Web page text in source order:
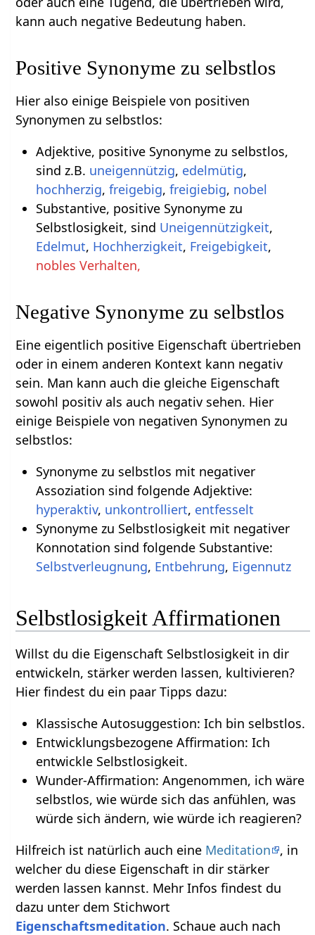
kann auch negative Bedeutung haben.
Positive Synonyme zu selbstlos
Hier also einige Beispiele von positiven
Synonymen zu selbstlos:
Adjektive, positive Synonyme zu selbstlos,
sind z.B. uneigennützig, edelmütig,
hochherzig, freigebig, freigiebig, nobel
Substantive, positive Synonyme zu
Selbstlosigkeit, sind Uneigennützigkeit,
Edelmut, Hochherzigkeit, Freigebigkeit,
nobles Verhalten,
Negative Synonyme zu selbstlos
Eine eigentlich positive Eigenschaft übertrieben
oder in einem anderen Kontext kann negativ
sein. Man kann auch die gleiche Eigenschaft
sowohl positiv als auch negativ sehen. Hier
einige Beispiele von negativen Synonymen zu
selbstlos:
Synonyme zu selbstlos mit negativer
Assoziation sind folgende Adjektive:
hyperaktiv, unkontrolliert, entfesselt
Synonyme zu Selbstlosigkeit mit negativer
Konnotation sind folgende Substantive:
Selbstverleugnung, Entbehrung, Eigennutz
Selbstlosigkeit Affirmationen
Willst du die Eigenschaft Selbstlosigkeit in dir
entwickeln, stärker werden lassen, kultivieren?
Hier findest du ein paar Tipps dazu:
Klassische Autosuggestion: Ich bin selbstlos.
Entwicklungsbezogene Affirmation: Ich
entwickle Selbstlosigkeit.
Wunder-Affirmation: Angenommen, ich wäre
selbstlos, wie würde sich das anfühlen, was
würde sich ändern, wie würde ich reagieren?
Hilfreich ist natürlich auch eine Meditation
, in
welcher du diese Eigenschaft in dir stärker
werden lassen kannst. Mehr Infos findest du
dazu unter dem Stichwort
Eigenschaftsmeditation. Schaue auch nach